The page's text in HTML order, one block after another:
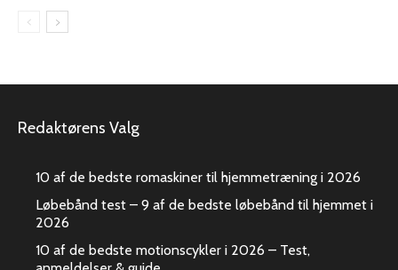
Redaktørens Valg
10 af de bedste romaskiner til hjemmetræning i 2026
Løbebånd test – 9 af de bedste løbebånd til hjemmet i
2026
10 af de bedste motionscykler i 2026 – Test,